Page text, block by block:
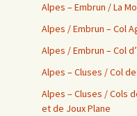
Alpes – Embrun / La
Alpes / Embrun – Col
Alpes / Embrun – Col
Alpes – Cluses / Col
Alpes – Cluses / Cols
et de Joux Plane